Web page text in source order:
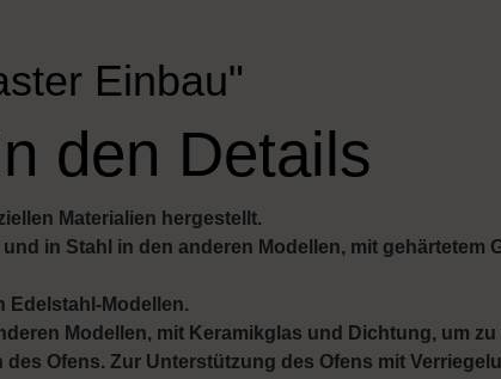
Einbau"
den Details
Materialien hergestellt.
in Stahl in den anderen Modellen, mit
Edelstahl-Modellen.
Modellen, mit Keramikglas und Dichtung, um
Ofens. Zur Unterstützung des Ofens mit